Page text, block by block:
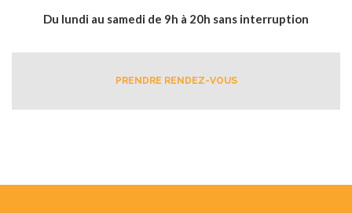
Du lundi au samedi de 9h à 20h sans interruption
PRENDRE RENDEZ-VOUS